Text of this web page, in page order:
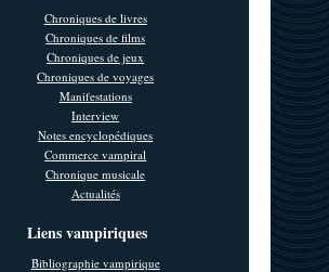
Chroniques de livres
Chroniques de films
Chroniques de jeux
Chroniques de voyages
Manifestations
Interview
Notes encyclopédiques
Commerce vampiral
Chronique musicale
Actualités
Liens vampiriques
Bibliographie vampirique